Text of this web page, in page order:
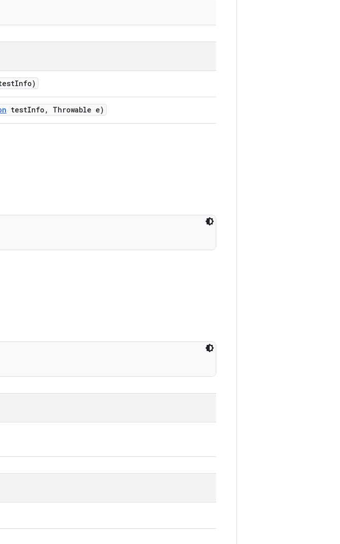
Info)
testInfo , Throwable e)